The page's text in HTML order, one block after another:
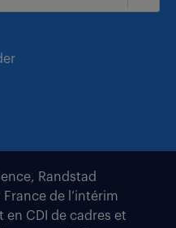
Randstad
de l’intérim
CDI de cadres et